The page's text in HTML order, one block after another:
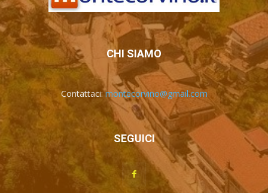
CHI SIAMO
Contattaci:montecorvino@gmail.com
SEGUICI